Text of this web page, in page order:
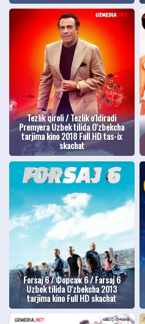
Tezlik qiroli / Tezlik o'ldiradi
Premyera Uzbek tilida O'zbekcha
tarjima kino 2018 Full HD tas-ix
skachat
Forsaj 6 / Форсаж 6 / Farsaj 6
Uzbek tilida O'zbekcha 2013
tarjima kino Full HD skachat